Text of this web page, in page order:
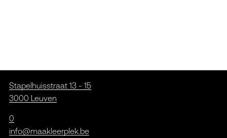
Stapelhuisstraat 13 - 15
3000 Leuven
0
info@maakleerplek.be